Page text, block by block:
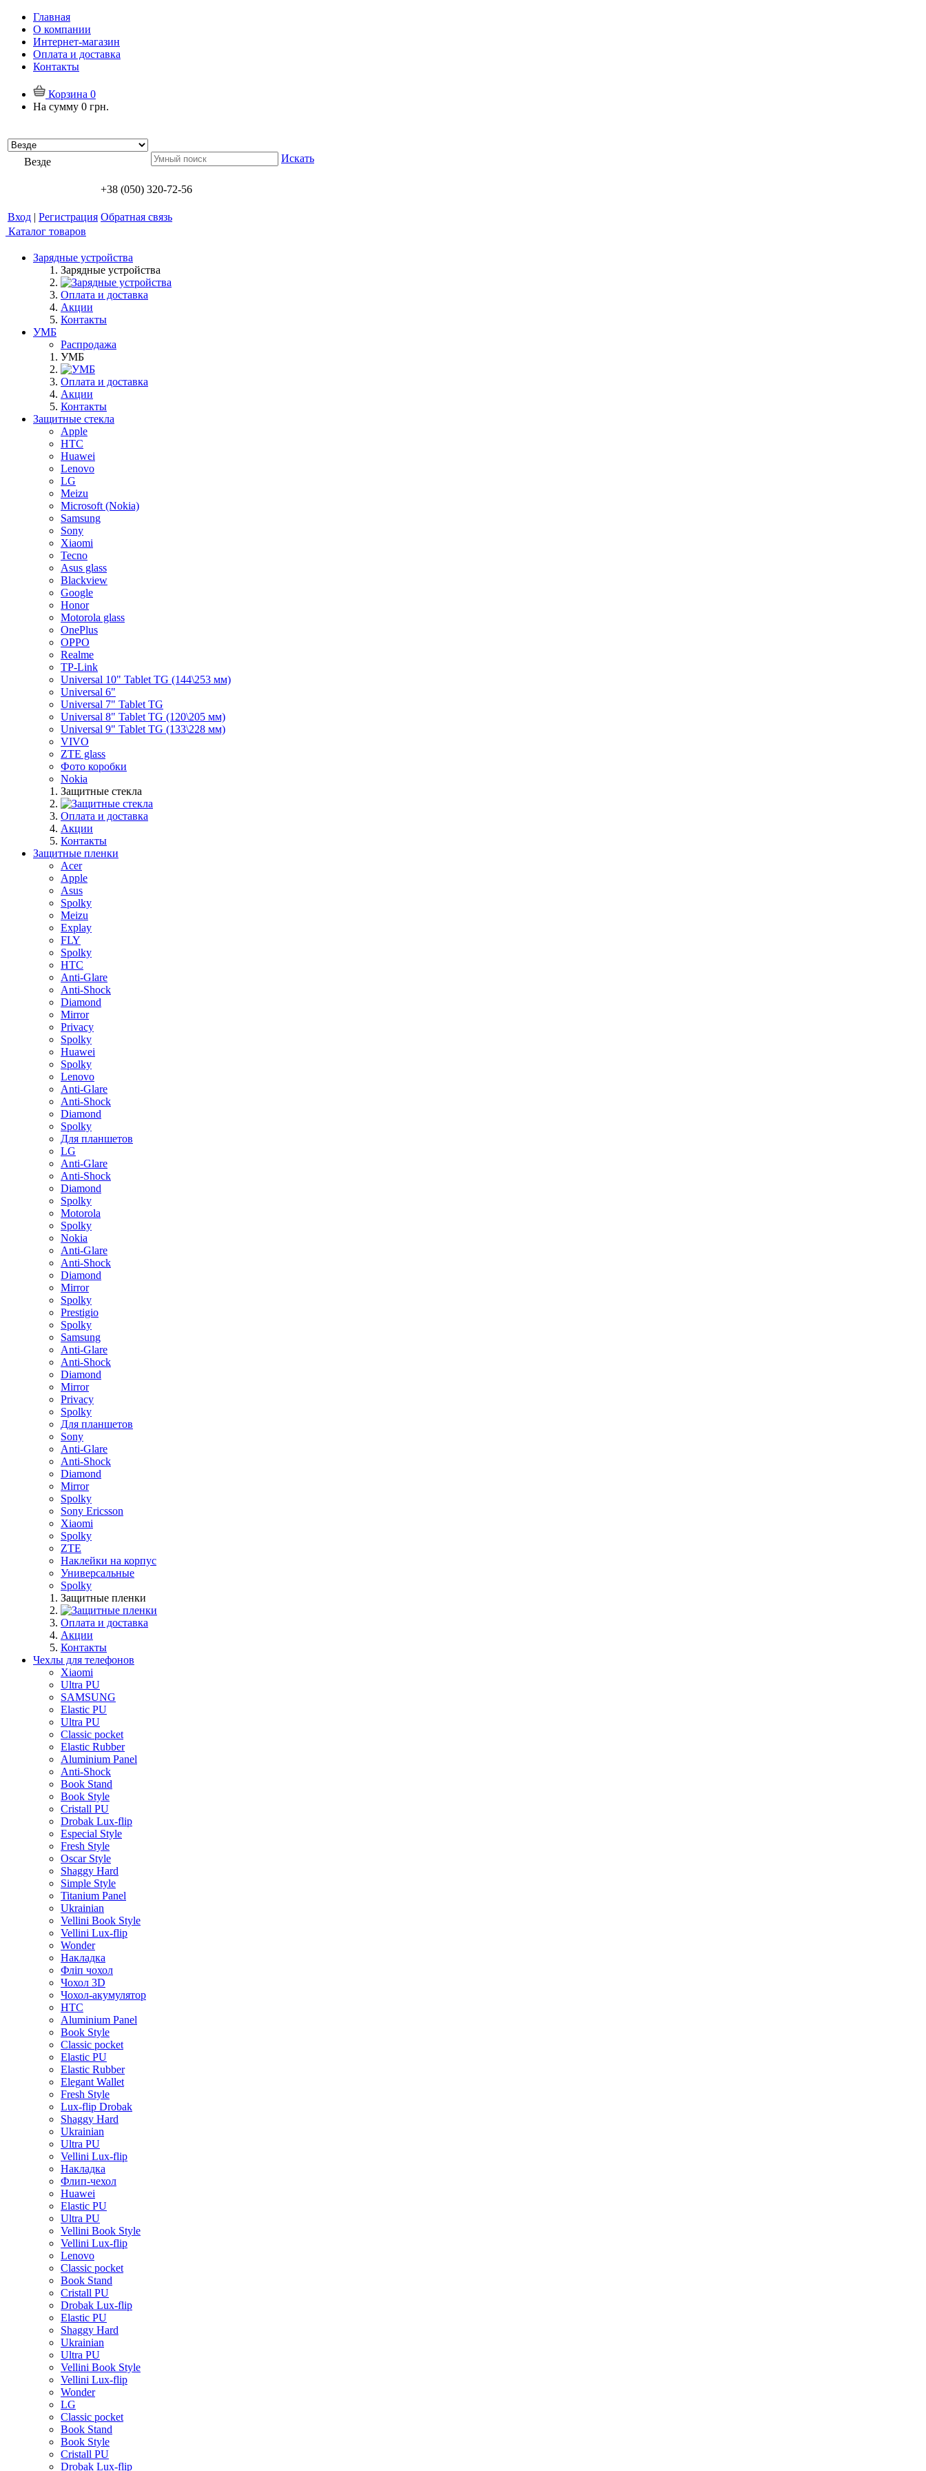
Главная
О компании
Интернет-магазин
Оплата и доставка
Контакты
Корзина 0
На сумму 0 грн.
Везде Искать
+38 (050) 320-72-56
Вход | Регистрация Обратная связь
Каталог товаров
Зарядные устройства
Зарядные устройства
Оплата и доставка
Акции
Контакты
УМБ
Распродажа
УМБ
Оплата и доставка
Акции
Контакты
Защитные стекла
Apple
HTC
Huawei
Lenovo
LG
Meizu
Microsoft (Nokia)
Samsung
Sony
Xiaomi
Tecno
Asus glass
Blackview
Google
Honor
Motorola glass
OnePlus
OPPO
Realme
TP-Link
Universal 10" Tablet TG (144\253 мм)
Universal 6"
Universal 7" Tablet TG
Universal 8" Tablet TG (120\205 мм)
Universal 9" Tablet TG (133\228 мм)
VIVO
ZTE glass
Фото коробки
Nokia
Защитные стекла
Оплата и доставка
Акции
Контакты
Защитные пленки
Acer
Apple
Asus
Spolky
Meizu
Explay
FLY
Spolky
HTC
Anti-Glare
Anti-Shock
Diamond
Mirror
Privacy
Spolky
Huawei
Spolky
Lenovo
Anti-Glare
Anti-Shock
Diamond
Spolky
Для планшетов
LG
Anti-Glare
Anti-Shock
Diamond
Spolky
Motorola
Spolky
Nokia
Anti-Glare
Anti-Shock
Diamond
Mirror
Spolky
Prestigio
Spolky
Samsung
Anti-Glare
Anti-Shock
Diamond
Mirror
Privacy
Spolky
Для планшетов
Sony
Anti-Glare
Anti-Shock
Diamond
Mirror
Spolky
Sony Ericsson
Xiaomi
Spolky
ZTE
Наклейки на корпус
Универсальные
Spolky
Защитные пленки
Оплата и доставка
Акции
Контакты
Чехлы для телефонов
Xiaomi
Ultra PU
SAMSUNG
Elastic PU
Ultra PU
Classic pocket
Elastic Rubber
Aluminium Panel
Anti-Shock
Book Stand
Book Style
Cristall PU
Drobak Lux-flip
Especial Style
Fresh Style
Oscar Style
Shaggy Hard
Simple Style
Titanium Panel
Ukrainian
Vellini Book Style
Vellini Lux-flip
Wonder
Накладка
Фліп чохол
Чохол 3D
Чохол-акумулятор
HTC
Aluminium Panel
Book Style
Classic pocket
Elastic PU
Elastic Rubber
Elegant Wallet
Fresh Style
Lux-flip Drobak
Shaggy Hard
Ukrainian
Ultra PU
Vellini Lux-flip
Накладка
Флип-чехол
Huawei
Elastic PU
Ultra PU
Vellini Book Style
Vellini Lux-flip
Lenovo
Classic pocket
Book Stand
Cristall PU
Drobak Lux-flip
Elastic PU
Shaggy Hard
Ukrainian
Ultra PU
Vellini Book Style
Vellini Lux-flip
Wonder
LG
Classic pocket
Book Stand
Book Style
Cristall PU
Drobak Lux-flip